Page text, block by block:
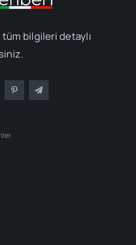
tüm bilgileri detaylı